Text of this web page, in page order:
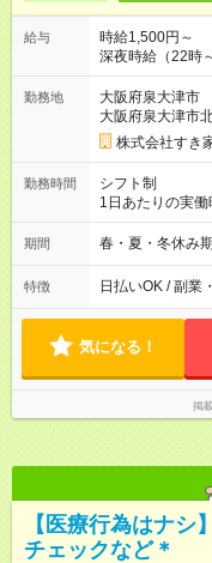
給与
時給1,500円～
深夜時給（22時～翌5時）：
試用期間の長さ
試用期間の実態
一ヶ月とさせて
同時給）
勤務地
大阪府泉大津市
大阪府泉大津市
株式会社すき
勤務時間
シフト制
1日あたりの実
週2日～・1日2h
のみ勤務可能です
す。 必ず、2名
す。
期間 春・夏・冬休み
特徴 日払いOK / 副業
気になる！
掲
【医療行為はナシ
チェックなど＊